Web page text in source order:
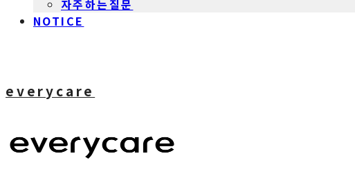
자주하는질문
NOTICE
everycare